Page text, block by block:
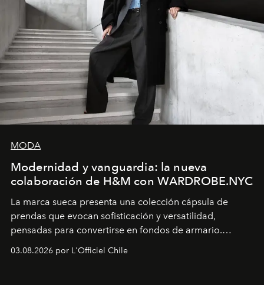
MODA
Modernidad y vanguardia: la nueva
colaboración de H&M con WARDROBE.NYC
La marca sueca presenta una colección cápsula de
prendas que evocan sofisticación y versatilidad,
pensadas para convertirse en fondos de armario.
Disponible en Chile desde el 6 de agosto.
03.08.2026 por L'Officiel Chile